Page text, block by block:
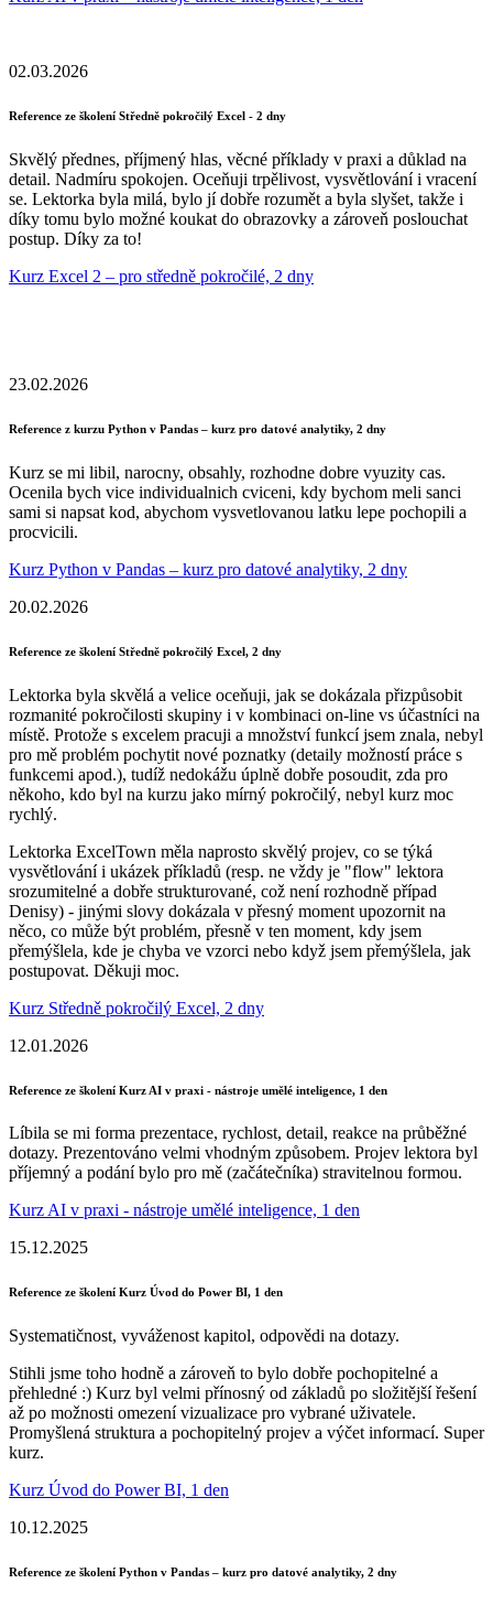
02.03.2026
Reference ze školení Středně pokročilý Excel - 2 dny
Skvělý přednes, příjmený hlas, věcné příklady v praxi a důklad na
detail. Nadmíru spokojen. Oceňuji trpělivost, vysvětlování i vracení
se. Lektorka byla milá, bylo jí dobře rozumět a byla slyšet, takže i
díky tomu bylo možné koukat do obrazovky a zároveň poslouchat
postup. Díky za to!
Kurz Excel 2 – pro středně pokročilé, 2 dny
23.02.2026
Reference z kurzu Python v Pandas – kurz pro datové analytiky, 2 dny
Kurz se mi libil, narocny, obsahly, rozhodne dobre vyuzity cas.
Ocenila bych vice individualnich cviceni, kdy bychom meli sanci
sami si napsat kod, abychom vysvetlovanou latku lepe pochopili a
procvicili.
Kurz Python v Pandas – kurz pro datové analytiky, 2 dny
20.02.2026
Reference ze školení Středně pokročilý Excel, 2 dny
Lektorka byla skvělá a velice oceňuji, jak se dokázala přizpůsobit
rozmanité pokročilosti skupiny i v kombinaci on-line vs účastníci na
místě. Protože s excelem pracuji a množství funkcí jsem znala, nebyl
pro mě problém pochytit nové poznatky (detaily možností práce s
funkcemi apod.), tudíž nedokážu úplně dobře posoudit, zda pro
někoho, kdo byl na kurzu jako mírný pokročilý, nebyl kurz moc
rychlý.
Lektorka ExcelTown měla naprosto skvělý projev, co se týká
vysvětlování i ukázek příkladů (resp. ne vždy je "flow" lektora
srozumitelné a dobře strukturované, což není rozhodně případ
Denisy) - jinými slovy dokázala v přesný moment upozornit na
něco, co může být problém, přesně v ten moment, kdy jsem
přemýšlela, kde je chyba ve vzorci nebo když jsem přemýšlela, jak
postupovat. Děkuji moc.
Kurz Středně pokročilý Excel, 2 dny
12.01.2026
Reference ze školení Kurz AI v praxi - nástroje umělé inteligence, 1 den
Líbila se mi forma prezentace, rychlost, detail, reakce na průběžné
dotazy. Prezentováno velmi vhodným způsobem. Projev lektora byl
příjemný a podání bylo pro mě (začátečníka) stravitelnou formou.
Kurz AI v praxi - nástroje umělé inteligence, 1 den
15.12.2025
Reference ze školení Kurz Úvod do Power BI, 1 den
Systematičnost, vyváženost kapitol, odpovědi na dotazy.
Stihli jsme toho hodně a zároveň to bylo dobře pochopitelné a
přehledné :) Kurz byl velmi přínosný od základů po složitější řešení
až po možnosti omezení vizualizace pro vybrané uživatele.
Promyšlená struktura a pochopitelný projev a výčet informací. Super
kurz.
Kurz Úvod do Power BI, 1 den
10.12.2025
Reference ze školení Python v Pandas – kurz pro datové analytiky, 2 dny